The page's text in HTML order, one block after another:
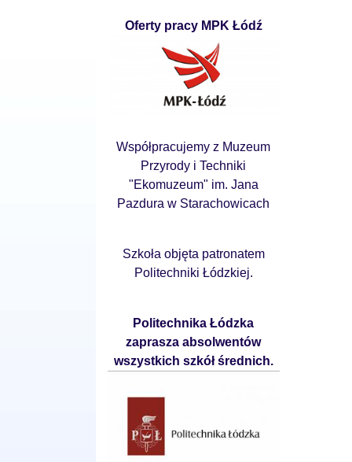
Oferty pracy MPK Łódź
Współpracujemy z Muzeum
Przyrody i Techniki
"Ekomuzeum" im. Jana
Pazdura w Starachowicach
Szkoła objęta patronatem
Politechniki Łódzkiej.
Politechnika Łódzka
zaprasza absolwentów
wszystkich szkół średnich.